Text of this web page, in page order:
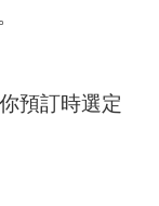
預訂時選定